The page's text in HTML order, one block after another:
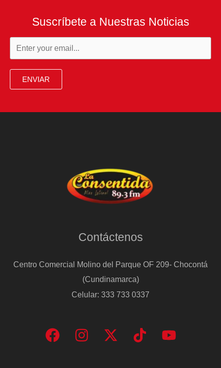
Suscríbete a Nuestras Noticias
ENVIAR
Contáctenos
Centro Comercial Molino del Parque OF 209- Chocontá
(Cundinamarca)
Celular: 333 733 0337